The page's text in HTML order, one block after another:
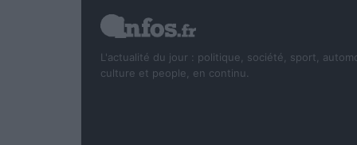
L'actualité du jour : politique, société, sport,
culture et people, en continu.